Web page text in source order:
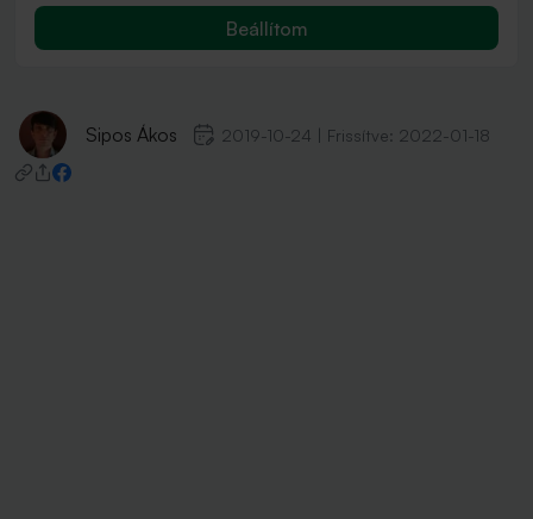
Beállítom
Sipos Ákos 2019-10-24 Frissítve: 2022-01-18